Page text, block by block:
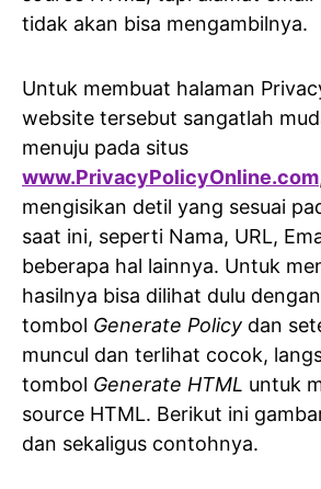
tidak akan bisa mengambilnya.
Untuk membuat halaman
website tersebut sangatlah
menuju pada situs
www.PrivacyPolicyOnline.com
mengisikan detil yang sesuai
saat ini, seperti Nama, URL,
beberapa hal lainnya. Untuk
hasilnya bisa dilihat dulu
tombol Generate Policy dan
muncul dan terlihat cocok,
tombol Generate HTML untuk
source HTML. Berikut ini
dan sekaligus contohnya.